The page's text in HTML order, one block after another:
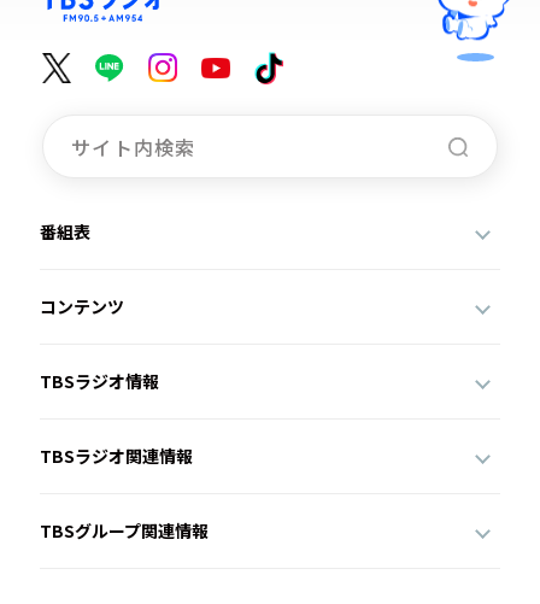
番組表
コンテンツ
TBSラジオ情報
TBSラジオ関連情報
TBSグループ関連情報